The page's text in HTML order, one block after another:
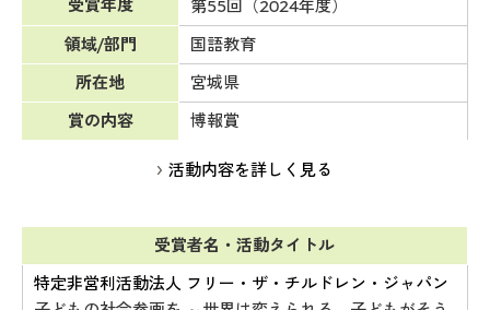
受賞年度
第55回（2024年度）
領域/部門
国語教育
所在地
宮城県
賞の内容
博報賞
活動内容を詳しく見る
受賞者名・活動タイトル
特定非営利活動法人 フリー・ザ・チルドレン・ジャパン